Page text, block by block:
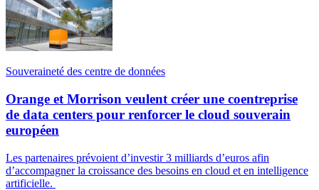
Souveraineté des centre de données
Orange et Morrison veulent créer une coentreprise
de data centers pour renforcer le cloud souverain
européen
Les partenaires prévoient d’investir 3 milliards d’euros afin
d’accompagner la croissance des besoins en cloud et en intelligence
artificielle.